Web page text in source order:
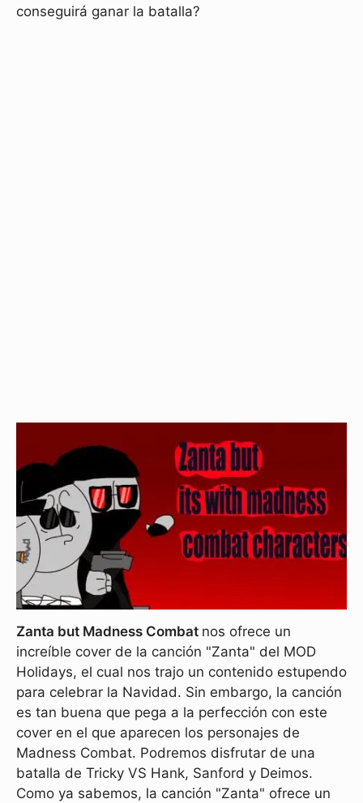
conseguirá ganar la batalla?
Zanta but Madness Combat nos ofrece un
increíble cover de la canción "Zanta" del MOD
Holidays, el cual nos trajo un contenido estupendo
para celebrar la Navidad. Sin embargo, la canción
es tan buena que pega a la perfección con este
cover en el que aparecen los personajes de
Madness Combat. Podremos disfrutar de una
batalla de Tricky VS Hank, Sanford y Deimos.
Como ya sabemos, la canción "Zanta" ofrece un